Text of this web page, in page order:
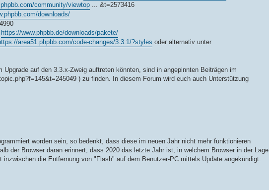
community/viewtop ... &t=2573416
downloads/
https://www.phpbb.de/downloads/pakete/
area51.phpbb.com/code-changes/3.3.1/?styles oder alternativ unter
auf den 3.3.x-Zweig auftreten könnten, sind in angepinnten Beiträgen im
) zu finden. In diesem Forum wird euch auch Unterstützung
worden sein, so bedenkt, dass diese im neuen Jahr nicht mehr funktionieren
der Browser daran erinnert, dass 2020 das letzte Jahr ist, in welchem Browser in der Lage
die Entfernung von "Flash" auf dem Benutzer-PC mittels Update angekündigt.